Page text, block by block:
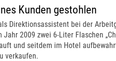
Kunden gestohlen
Direktionsassistent bei der
2009 zwei 6-Liter Flaschen
und seitdem im Hotel
verkaufen.